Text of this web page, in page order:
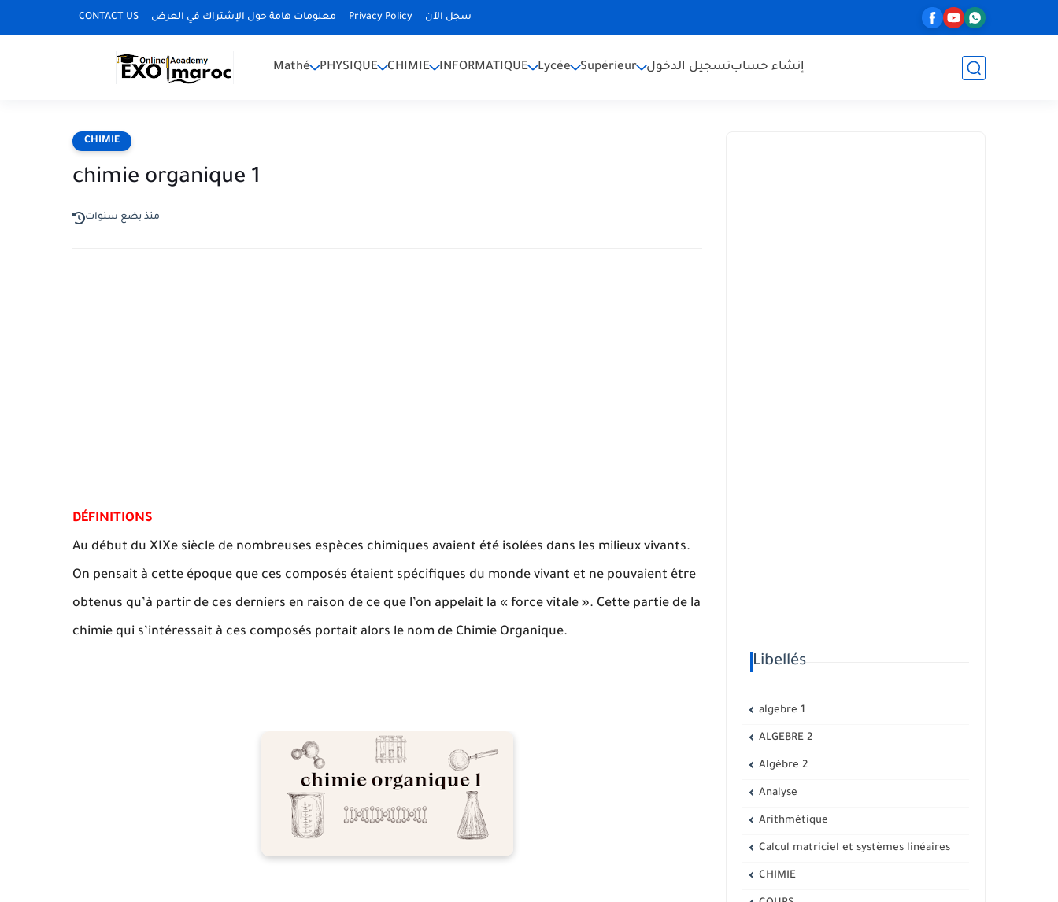
CONTACT US معلومات هامة حول الإشتراك في العرض Privacy Policy سجل الآن
Mathé PHYSIQUE CHIMIE INFORMATIQUE Lycée Supérieur تسجيل الدخولإنشاء حساب
CHIMIE
chimie organique 1
منذ بضع سنوات
DÉFINITIONS
Au début du XIXe siècle de nombreuses espèces chimiques avaient été isolées dans les milieux vivants.
On pensait à cette époque que ces composés étaient spécifiques du monde vivant et ne pouvaient être
obtenus qu’à partir de ces derniers en raison de ce que l’on appelait la « force vitale ». Cette partie de la
chimie qui s’intéressait à ces composés portait alors le nom de Chimie Organique.
Libellés
algebre 1
ALGEBRE 2
Algèbre 2
Analyse
Arithmétique
Calcul matriciel et systèmes linéaires
CHIMIE